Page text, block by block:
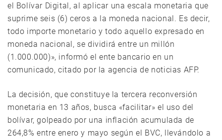
el Bolívar Digital, al aplicar una escala monetaria que
suprime seis (6) ceros a la moneda nacional. Es decir,
todo importe monetario y todo aquello expresado en
moneda nacional, se dividirá entre un millón
(1.000.000)», informó el ente bancario en un
comunicado, citado por la agencia de noticias AFP.
La decisión, que constituye la tercera reconversión
monetaria en 13 años, busca «facilitar» el uso del
bolívar, golpeado por una inflación acumulada de
264,8% entre enero y mayo según el BVC, llevándolo a